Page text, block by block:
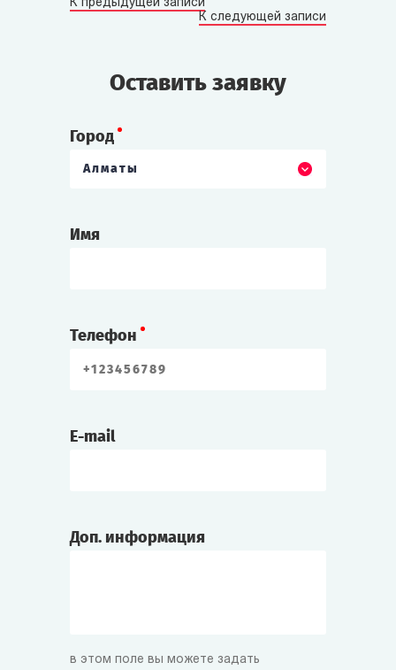
К предыдущей записи
К следующей записи
Оставить заявку
Город
Алматы
Имя
Телефон
E-mail
Доп. информация
в этом поле вы можете задать